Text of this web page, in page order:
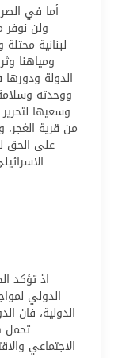
أما في
ولن
لبنانية
ومياهنا
الدولة
ووحدته
وسعيها
من قرية
على الحق
الاسرائيلي ورد اعتداءاته واسترجاع الاراضي المحتلة.
اذ تؤكد
الدولي
الدولية، فان
تحمل
الاجتماعي